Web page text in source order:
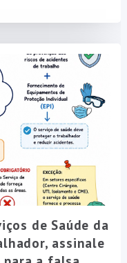
de Saúde da
assinale